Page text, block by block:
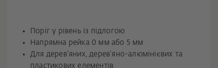
Поріг у рівень із підлогою
Напрямна рейка 0 мм або 5 мм
Для дерев’яних, дерев’яно-алюмінієвих та
пластикових елементів